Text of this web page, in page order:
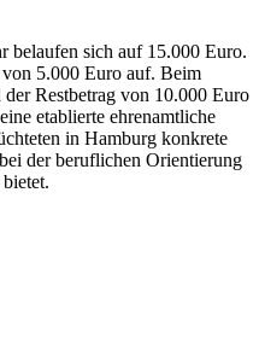
belaufen sich auf 15.000 Euro.
5.000 Euro auf. Beim
Restbetrag von 10.000 Euro
etablierte ehrenamtliche
in Hamburg konkrete
der beruflichen Orientierung